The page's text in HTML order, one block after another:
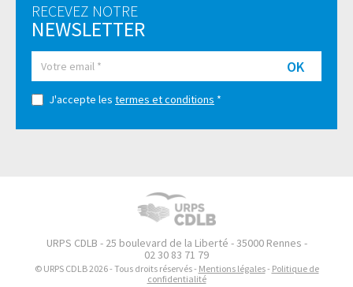
RECEVEZ NOTRE
NEWSLETTER
OK
J'accepte les termes et conditions *
URPS CDLB - 25 boulevard de la Liberté - 35000 Rennes -
02 30 83 71 79
© URPS CDLB 2026 - Tous droits réservés - Mentions légales- Politique de
confidentialité